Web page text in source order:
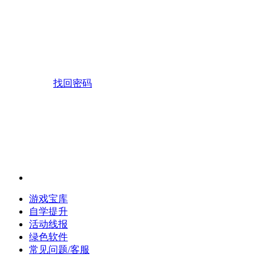
找回密码
游戏宝库
自学提升
活动线报
绿色软件
常见问题/客服